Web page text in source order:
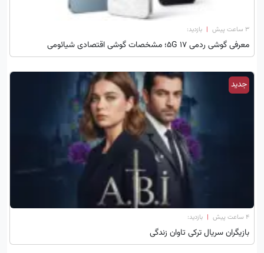
۳ ساعت پیش | بازدید:
معرفی گوشی ردمی 17 5G؛ مشخصات گوشی اقتصادی شیائومی
جدید
۴ ساعت پیش | بازدید:
بازیگران سریال ترکی تاوان زندگی